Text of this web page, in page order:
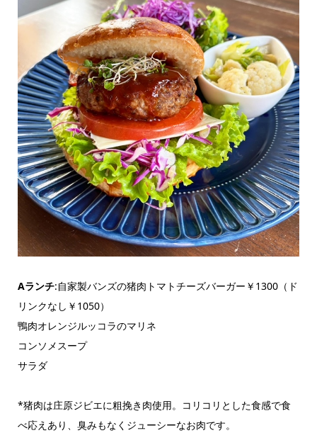
Aランチ:自家製バンズの猪肉トマトチーズバーガー￥1300（ド
リンクなし￥1050）
鴨肉オレンジルッコラのマリネ
コンソメスープ
サラダ
*猪肉は庄原ジビエに粗挽き肉使用。コリコリとした食感で食
べ応えあり、臭みもなくジューシーなお肉です。